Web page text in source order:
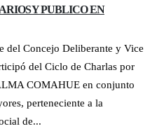
Y PUBLICO EN
del Concejo Deliberante y Vice
del Ciclo de Charlas por
COMAHUE en conjunto
perteneciente a la
de...